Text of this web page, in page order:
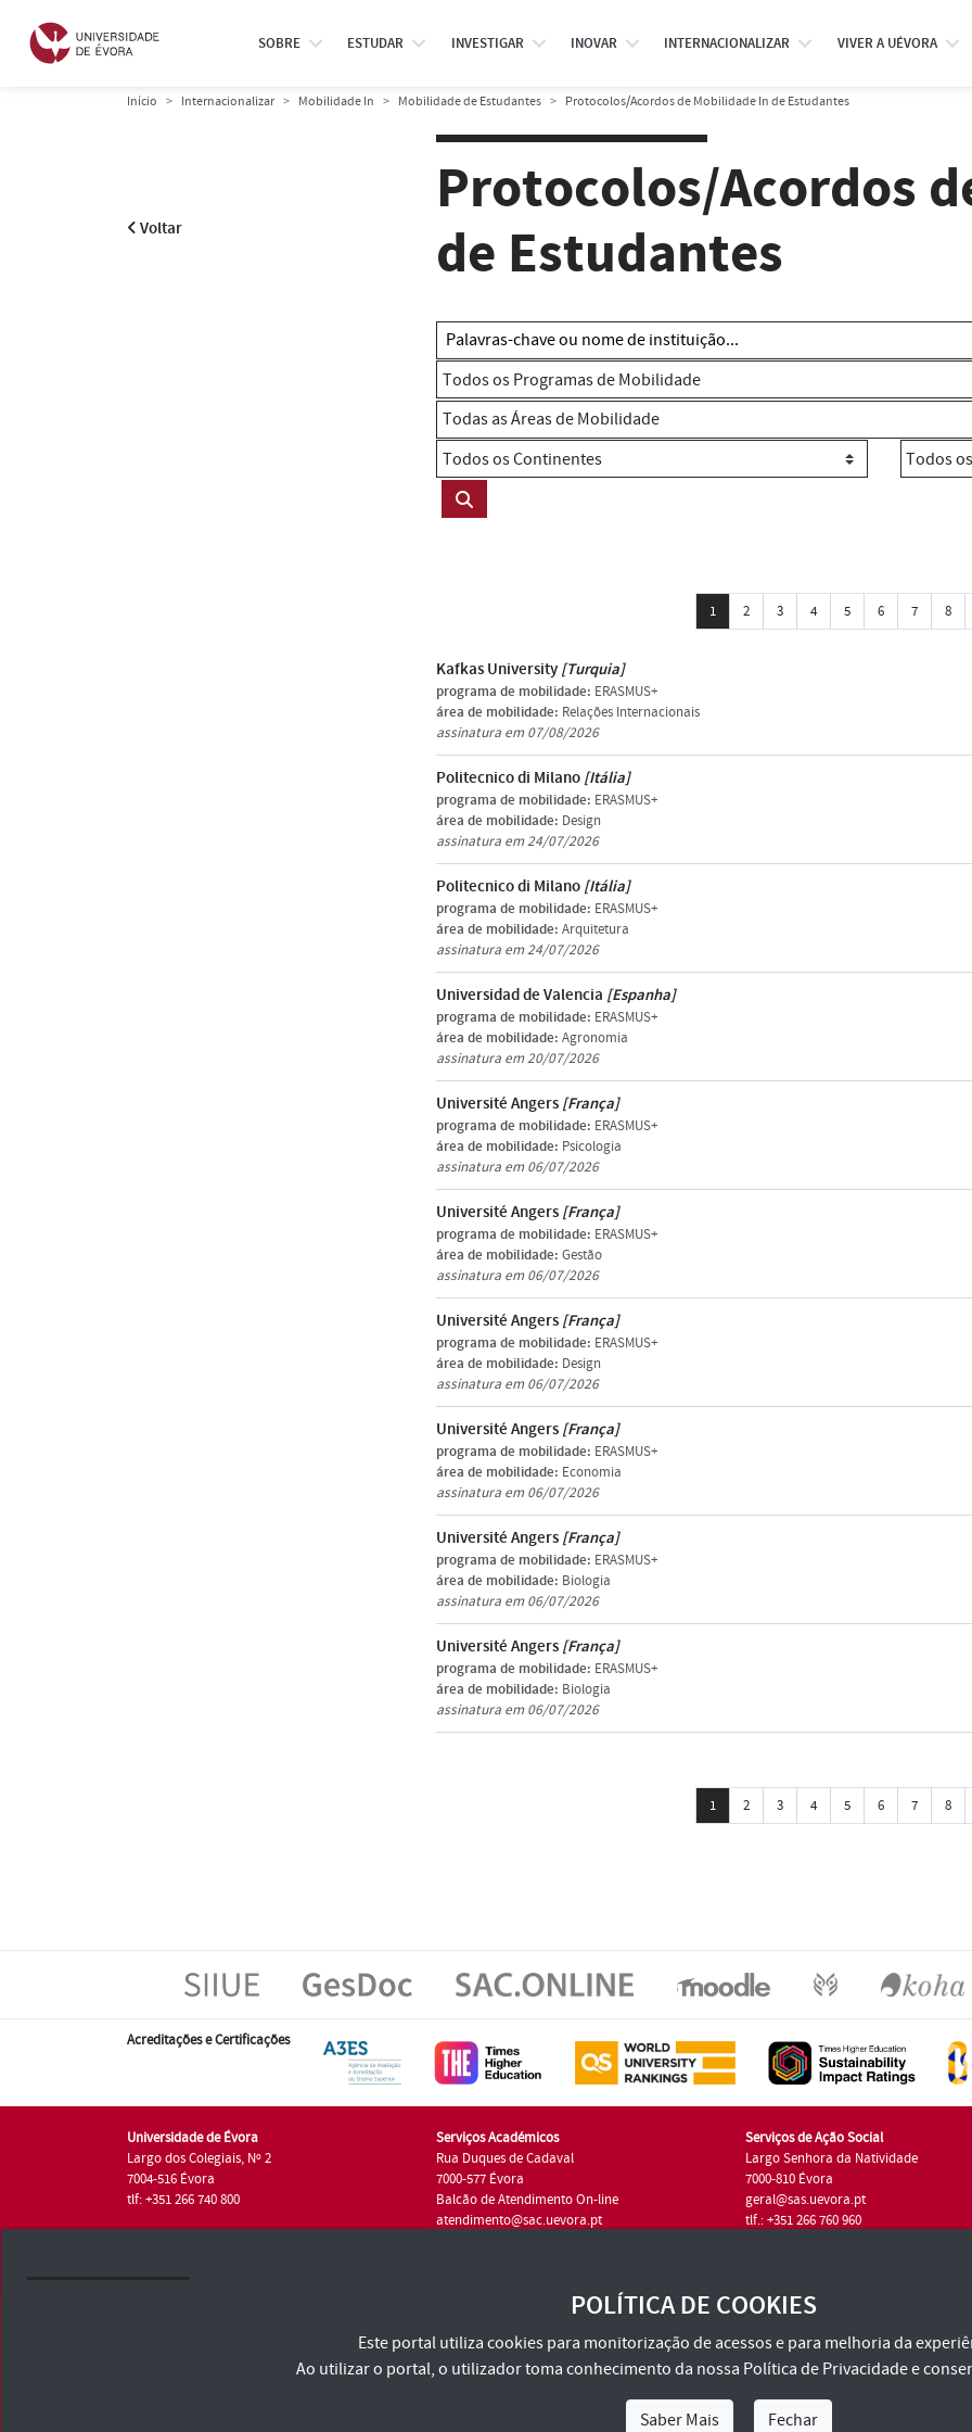
SOBRE ESTUDAR INVESTIGAR INOVAR INTERNACIONALIZAR VIVER A UÉVORA
Início Internacionalizar Mobilidade In Mobilidade de Estudantes Protocolos/Acordos de Mobilidade In de Estudantes
Voltar
Protocolos/Acordos
de Estudantes
1 2 3 4 5 6 7 8
Kafkas University [Turquia]
programa de mobilidade: ERASMUS+
área de mobilidade: Relações Internacionais
assinatura em 07/08/2026
Politecnico di Milano [Itália]
programa de mobilidade: ERASMUS+
área de mobilidade: Design
assinatura em 24/07/2026
Politecnico di Milano [Itália]
programa de mobilidade: ERASMUS+
área de mobilidade: Arquitetura
assinatura em 24/07/2026
Universidad de Valencia [Espanha]
programa de mobilidade: ERASMUS+
área de mobilidade: Agronomia
assinatura em 20/07/2026
Université Angers [França]
programa de mobilidade: ERASMUS+
área de mobilidade: Psicologia
assinatura em 06/07/2026
Université Angers [França]
programa de mobilidade: ERASMUS+
área de mobilidade: Gestão
assinatura em 06/07/2026
Université Angers [França]
programa de mobilidade: ERASMUS+
área de mobilidade: Design
assinatura em 06/07/2026
Université Angers [França]
programa de mobilidade: ERASMUS+
área de mobilidade: Economia
assinatura em 06/07/2026
Université Angers [França]
programa de mobilidade: ERASMUS+
área de mobilidade: Biologia
assinatura em 06/07/2026
Université Angers [França]
programa de mobilidade: ERASMUS+
área de mobilidade: Biologia
assinatura em 06/07/2026
1 2 3 4 5 6 7 8
Acreditações e Certificações
Universidade de Évora
Largo dos Colegiais, Nº 2
7004-516 Évora
tlf: +351 266 740 800
Serviços Académicos
Rua Duques de Cadaval
7000-577 Évora
Balcão de Atendimento On-line
atendimento@sac.uevora.pt
Serviços de Ação Social
Largo Senhora da Natividade
7000-810 Évora
geral@sas.uevora.pt
tlf.: +351 266 760 960
Consulte os Termos e Condições e Política de Privacidade
POLÍTICA DE COOKIES
Este portal utiliza cookies para monitorização de acessos e para melhoria da
Ao utilizar o portal, o utilizador toma conhecimento da nossa Política de Privacidadee
Saber Mais Fechar